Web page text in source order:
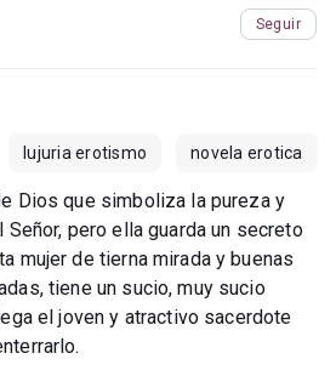
Seguir
lujuria erotismo novela erotica
Dios que simboliza la pureza y
pero ella guarda un secreto
mujer de tierna mirada y buenas
tiene un sucio, muy sucio
el joven y atractivo sacerdote